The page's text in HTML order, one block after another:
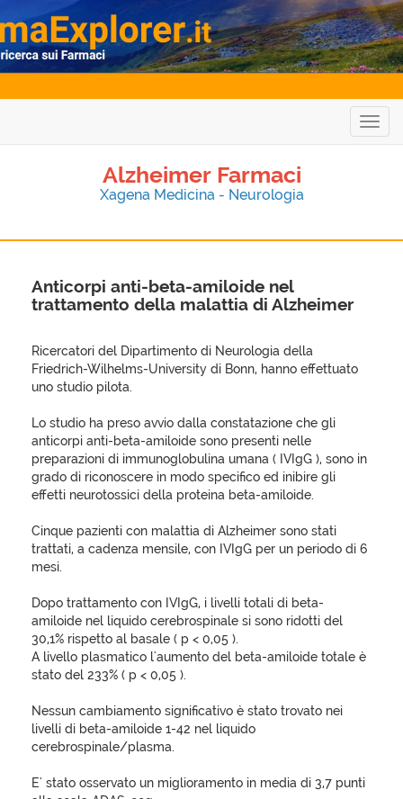
Alzheimer Farmaci
Xagena Medicina - Neurologia
Anticorpi anti-beta-amiloide nel
trattamento della malattia di Alzheimer
Ricercatori del Dipartimento di Neurologia della
Friedrich-Wilhelms-University di Bonn, hanno effettuato
uno studio pilota.
Lo studio ha preso avvio dalla constatazione che gli
anticorpi anti-beta-amiloide sono presenti nelle
preparazioni di immunoglobulina umana ( IVIgG ), sono in
grado di riconoscere in modo specifico ed inibire gli
effetti neurotossici della proteina beta-amiloide.
Cinque pazienti con malattia di Alzheimer sono stati
trattati, a cadenza mensile, con IVIgG per un periodo di 6
mesi.
Dopo trattamento con IVIgG, i livelli totali di beta-
amiloide nel liquido cerebrospinale si sono ridotti del
30,1% rispetto al basale ( p < 0,05 ).
A livello plasmatico l'aumento del beta-amiloide totale è
stato del 233% ( p < 0,05 ).
Nessun cambiamento significativo è stato trovato nei
livelli di beta-amiloide 1-42 nel liquido
cerebrospinale/plasma.
E' stato osservato un miglioramento in media di 3,7 punti